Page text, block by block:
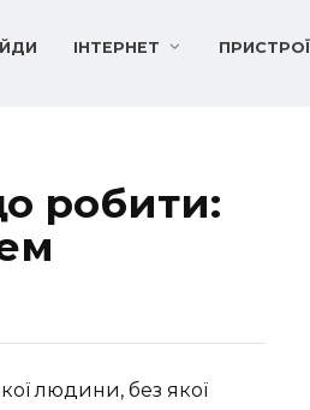
ІНТЕРНЕТ ПРИСТРОЇ
робити:
людини, без якої